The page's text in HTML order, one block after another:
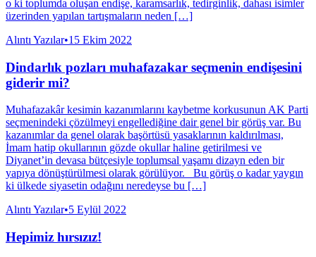
o ki toplumda oluşan endişe, karamsarlık, tedirginlik, dahası isimler
üzerinden yapılan tartışmaların neden […]
Alıntı Yazılar•15 Ekim 2022
Dindarlık pozları muhafazakar seçmenin endişesini
giderir mi?
Muhafazakâr kesimin kazanımlarını kaybetme korkusunun AK Parti
seçmenindeki çözülmeyi engellediğine dair genel bir görüş var. Bu
kazanımlar da genel olarak başörtüsü yasaklarının kaldırılması,
İmam hatip okullarının gözde okullar haline getirilmesi ve
Diyanet’in devasa bütçesiyle toplumsal yaşamı dizayn eden bir
yapıya dönüştürülmesi olarak görülüyor. Bu görüş o kadar yaygın
ki ülkede siyasetin odağını neredeyse bu […]
Alıntı Yazılar•5 Eylül 2022
Hepimiz hırsızız!